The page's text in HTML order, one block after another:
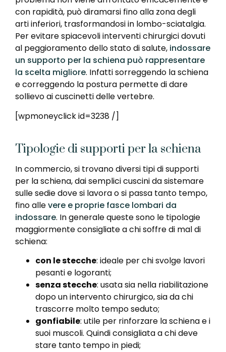
con rapidità, può diramarsi fino alla zona degli
arti inferiori, trasformandosi in lombo-sciatalgia.
Per evitare spiacevoli interventi chirurgici dovuti
al peggioramento dello stato di salute, indossare
un supporto per la schiena può rappresentare
la scelta migliore. Infatti sorreggendo la schiena
e correggendo la postura permette di dare
sollievo ai cuscinetti delle vertebre.
[wpmoneyclick id=3238 /]
Tipologie di supporti per la schiena
In commercio, si trovano diversi tipi di supporti
per la schiena, dai semplici cuscini da sistemare
sulle sedie dove si lavora o si passa tanto tempo,
fino allevere e proprie fasce lombari da
indossare. In generale queste sono le tipologie
maggiormente consigliate a chi soffre di mal di
schiena:
con le stecche: ideale per chi svolge lavori
pesanti e logoranti;
senza stecche: usata sia nella riabilitazione
dopo un intervento chirurgico, sia da chi
trascorre molto tempo seduto;
gonfiabile: utile per rinforzare la schiena e i
suoi muscoli. Quindi consigliata a chi deve
stare tanto tempo in piedi;